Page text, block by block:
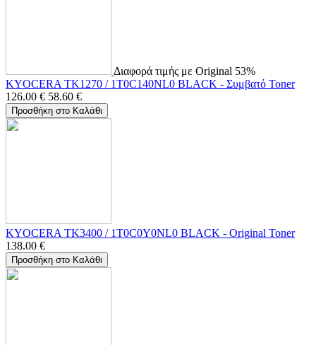
Διαφορά τιμής με Original 53%
KYOCERA TK1270 / 1T0C140NL0 BLACK - Συμβατό Toner
126.00 € 58.60 €
Προσθήκη στο Καλάθι
KYOCERA TK3400 / 1T0C0Y0NL0 BLACK - Original Toner
138.00 €
Προσθήκη στο Καλάθι